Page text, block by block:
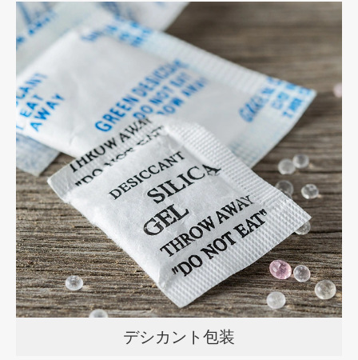
デシカント包装